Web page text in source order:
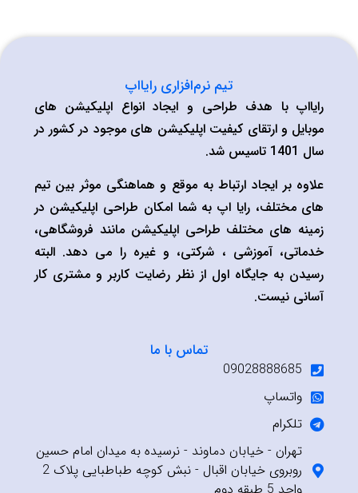
تیم نرم‌افزاری رایااپ
رایااپ با هدف طراحی و ایجاد انواع اپلیکیشن های
موبایل و ارتقای کیفیت اپلیکیشن های موجود در کشور در
سال 1401 تاسیس شد.
علاوه بر ایجاد ارتباط به موقع و هماهنگی موثر بین تیم
های مختلف، رایا اپ به شما امکان طراحی اپلیکیشن در
زمینه های مختلف طراحی اپلیکیشن مانند فروشگاهی،
خدماتی، آموزشی ، شرکتی، و غیره را می دهد. البته
رسیدن به جایگاه اول از نظر رضایت کاربر و مشتری کار
آسانی نیست.
تماس با ما
09028888685
واتساپ
تلکرام
تهران - خیابان دماوند - نرسیده به میدان امام حسین
روبروی خیابان اقبال - نبش کوچه طباطبایی پلاک 2